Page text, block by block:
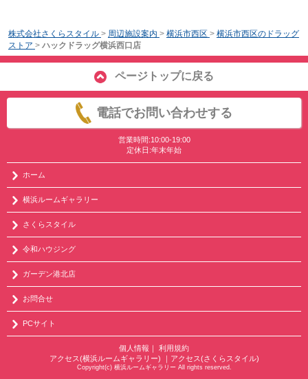
株式会社さくらスタイル > 周辺施設案内 > 横浜市西区 > 横浜市西区のドラッグ
ストア > ハックドラッグ横浜西口店
ページトップに戻る
電話でお問い合わせする
営業時間:10:00-19:00
定休日:年末年始
ホーム
横浜ルームギャラリー
さくらスタイル
令和ハウジング
ガーデン港北店
お問合せ
PCサイト
個人情報 ｜ 利用規約
アクセス(横浜ルームギャラリー) ｜ アクセス(さくらスタイル)
Copyright(c) 横浜ルームギャラリー All rights reserved.